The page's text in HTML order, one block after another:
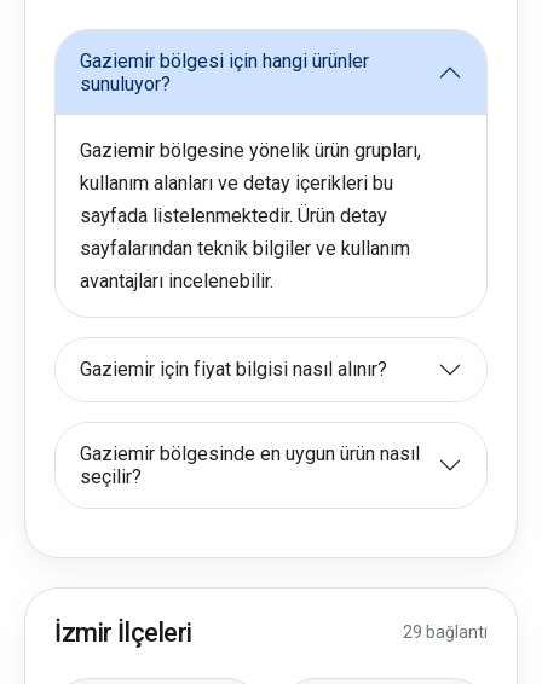
Gaziemir bölgesi için hangi ürünler
sunuluyor?
Gaziemir bölgesine yönelik ürün grupları,
kullanım alanları ve detay içerikleri bu
sayfada listelenmektedir. Ürün detay
sayfalarından teknik bilgiler ve kullanım
avantajları incelenebilir.
Gaziemir için fiyat bilgisi nasıl alınır?
Gaziemir bölgesinde en uygun ürün nasıl
seçilir?
İzmir İlçeleri 29 bağlantı